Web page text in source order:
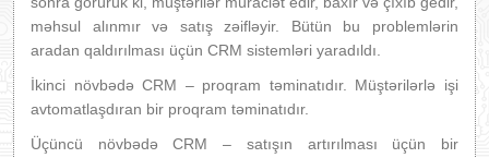
məhsul alınmır və satış zəifləyir. Bütün bu problemlərin
aradan qaldırılması üçün CRM sistemləri yaradıldı.
İkinci növbədə CRM – proqram təminatıdır. Müştərilərlə işi
avtomatlaşdıran bir proqram təminatıdır.
Üçüncü növbədə CRM – satışın artırılması üçün bir